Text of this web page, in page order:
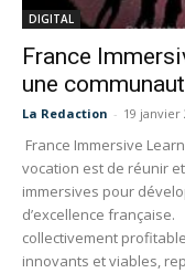
DIGITAL
France
une
La Redaction - 19 janvier
France Immersive
vocation est de réunir
immersives pour
d’excellence
collectivement
innovants et viables,